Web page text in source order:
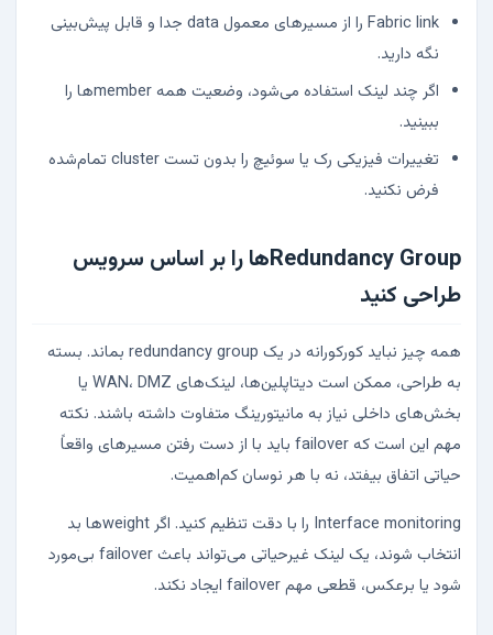
Fabric link را از مسیرهای معمول data جدا و قابل پیش‌بینی
نگه دارید.
اگر چند لینک استفاده می‌شود، وضعیت همه memberها را
ببینید.
تغییرات فیزیکی رک یا سوئیچ را بدون تست cluster تمام‌شده
فرض نکنید.
Redundancy Groupها را بر اساس سرویس
طراحی کنید
همه چیز نباید کورکورانه در یک redundancy group بماند. بسته
به طراحی، ممکن است دیتاپلین‌ها، لینک‌های WAN، DMZ یا
بخش‌های داخلی نیاز به مانیتورینگ متفاوت داشته باشند. نکته
مهم این است که failover باید با از دست رفتن مسیرهای واقعاً
حیاتی اتفاق بیفتد، نه با هر نوسان کم‌اهمیت.
Interface monitoring را با دقت تنظیم کنید. اگر weightها بد
انتخاب شوند، یک لینک غیرحیاتی می‌تواند باعث failover بی‌مورد
شود یا برعکس، قطعی مهم failover ایجاد نکند.